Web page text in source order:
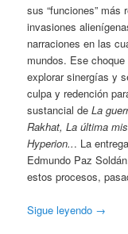
sus “funciones”
invasiones
narraciones en las
mundos. Ese
explorar sinergías y
culpa y redención
sustancial deLa
Rakhat, La última
Hyperion... La
Edmundo Paz
estos procesos,
Sigue leyendo →